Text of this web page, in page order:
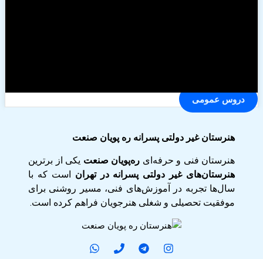
دروس عمومی
هنرستان غیر دولتی پسرانه ره پویان صنعت
هنرستان فنی و حرفه‌ای ره‌پویان صنعت یکی از برترین
هنرستان‌های غیر دولتی پسرانه در تهران است که با
سال‌ها تجربه در آموزش‌های فنی، مسیر روشنی برای
موفقیت تحصیلی و شغلی هنرجویان فراهم کرده است.